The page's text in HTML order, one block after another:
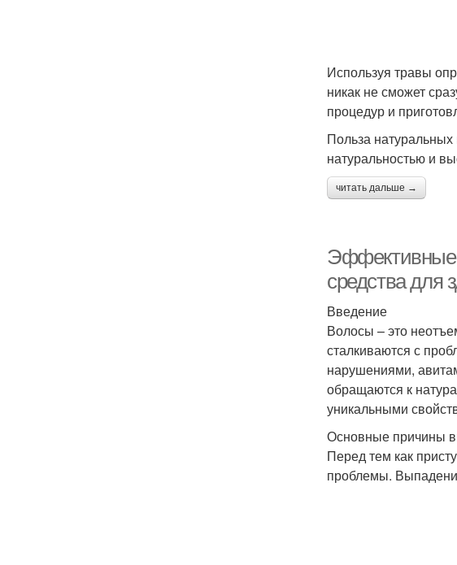
Используя травы
никак не сможет
процедур и
Польза
натуральностью и
читать дальше →
Эффективные
средства для
Введение
Волосы – это
сталкиваются с
нарушениями,
обращаются к
уникальными
Основные причины
Перед тем как
проблемы.